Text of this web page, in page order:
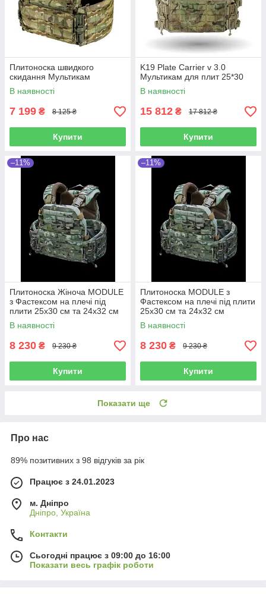
Плитоноска швидкого
скидання Мультикам
В наявності
7 199 ₴ 8 125 ₴
Купити
K19 Plate Carrier v 3.0
Мультикам для плит 25*30
В наявності
15 812 ₴ 17 812 ₴
Купити
–11%
Плитоноска Жіноча MODULE
з Фастексом на плечі під
плити 25х30 см та 24х32 см
Multicam Original IRR
В наявності
8 230 ₴ 9 230 ₴
Купити
–11%
Плитоноска MODULE з
Фастексом на плечі під плити
25х30 см та 24х32 см
Multicam Original IRR
В наявності
8 230 ₴ 9 230 ₴
Купити
Показати ще
Про нас
89% позитивних з 98 відгуків за рік
Працює з 24.01.2023
м. Дніпро
Дніпро, Україна
Контакти
Сьогодні працює з 09:00 до 16:00
Показати весь графік роботи